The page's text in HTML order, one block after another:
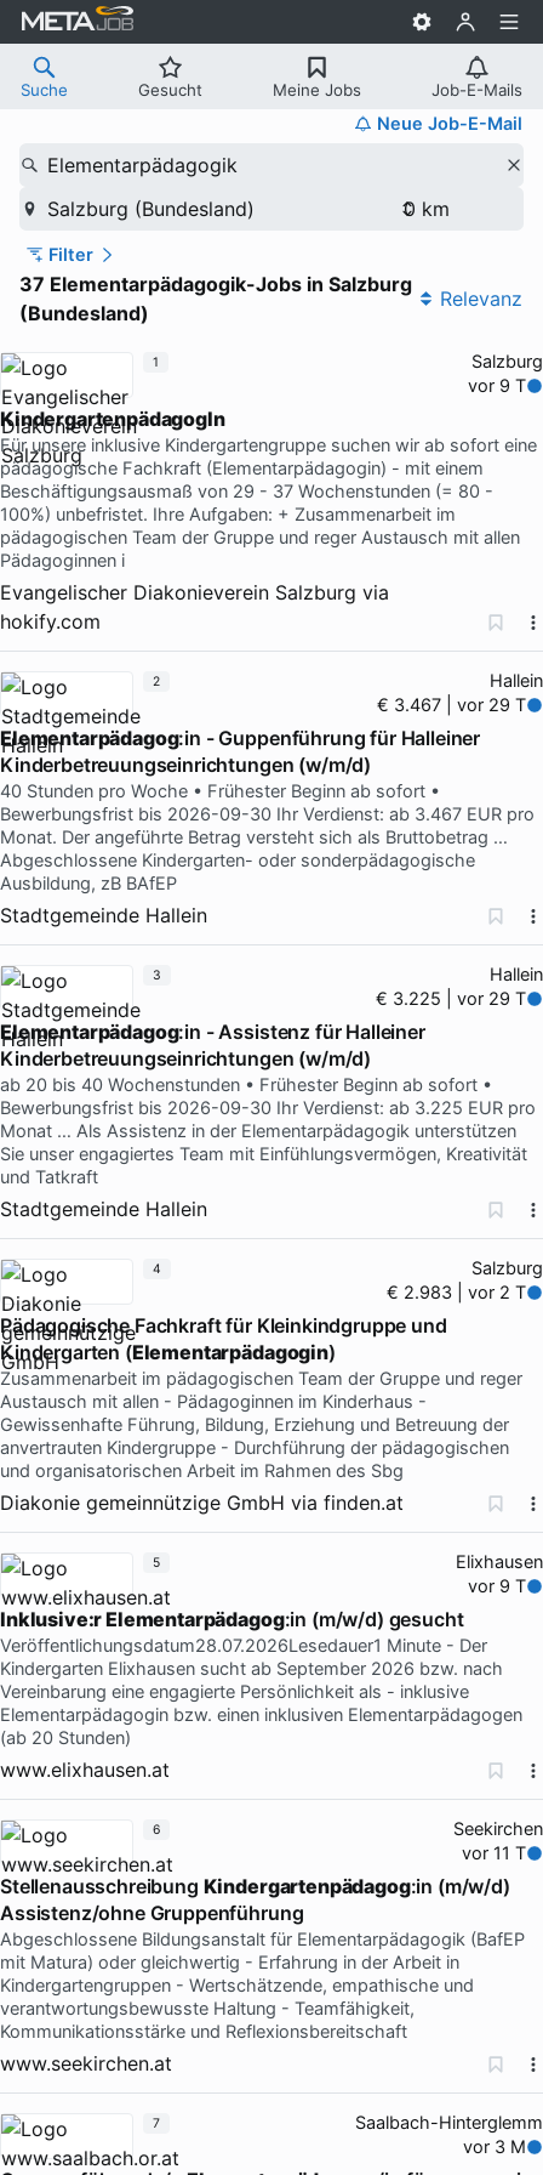
Suche Gesucht Meine Jobs Job-E-Mails
Neue Job-E-Mail
Elementarpädagogik
Salzburg (Bundesland)
Filter
37 Elementarpädagogik-Jobs in Salzburg
(Bundesland)
Relevanz
Salzburg
vor 9 T
KindergartenpädagogIn
Für unsere inklusive Kindergartengruppe suchen wir ab sofort eine
pädagogische Fachkraft (Elementarpädagogin) - mit einem
Beschäftigungsausmaß von 29 - 37 Wochenstunden (= 80 -
100%) unbefristet. Ihre Aufgaben: + Zusammenarbeit im
pädagogischen Team der Gruppe und reger Austausch mit allen
Pädagoginnen i
Evangelischer Diakonieverein Salzburg via
hokify.com
1
Hallein
€ 3.467 | vor 29 T
Elementarpädagog:in - Guppenführung für Halleiner
Kinderbetreuungseinrichtungen (w/m/d)
40 Stunden pro Woche • Frühester Beginn ab sofort •
Bewerbungsfrist bis 2026-09-30 Ihr Verdienst: ab 3.467 EUR pro
Monat. Der angeführte Betrag versteht sich als Bruttobetrag …
Abgeschlossene Kindergarten- oder sonderpädagogische
Ausbildung, zB BAfEP
Stadtgemeinde Hallein
2
Hallein
€ 3.225 | vor 29 T
Elementarpädagog:in - Assistenz für Halleiner
Kinderbetreuungseinrichtungen (w/m/d)
ab 20 bis 40 Wochenstunden • Frühester Beginn ab sofort •
Bewerbungsfrist bis 2026-09-30 Ihr Verdienst: ab 3.225 EUR pro
Monat … Als Assistenz in der Elementarpädagogik unterstützen
Sie unser engagiertes Team mit Einfühlungsvermögen, Kreativität
und Tatkraft
Stadtgemeinde Hallein
3
Salzburg
€ 2.983 | vor 2 T
Pädagogische Fachkraft für Kleinkindgruppe und
Kindergarten (Elementarpädagogin)
Zusammenarbeit im pädagogischen Team der Gruppe und reger
Austausch mit allen - Pädagoginnen im Kinderhaus -
Gewissenhafte Führung, Bildung, Erziehung und Betreuung der
anvertrauten Kindergruppe - Durchführung der pädagogischen
und organisatorischen Arbeit im Rahmen des Sbg
Diakonie gemeinnützige GmbH via finden.at
4
Elixhausen
vor 9 T
Inklusive:r Elementarpädagog:in (m/w/d) gesucht
Veröffentlichungsdatum28.07.2026Lesedauer1 Minute - Der
Kindergarten Elixhausen sucht ab September 2026 bzw. nach
Vereinbarung eine engagierte Persönlichkeit als - inklusive
Elementarpädagogin bzw. einen inklusiven Elementarpädagogen
(ab 20 Stunden)
www.elixhausen.at
5
Seekirchen
vor 11 T
Stellenausschreibung Kindergartenpädagog:in (m/w/d)
Assistenz/ohne Gruppenführung
Abgeschlossene Bildungsanstalt für Elementarpädagogik (BafEP
mit Matura) oder gleichwertig - Erfahrung in der Arbeit in
Kindergartengruppen - Wertschätzende, empathische und
verantwortungsbewusste Haltung - Teamfähigkeit,
Kommunikationsstärke und Reflexionsbereitschaft
www.seekirchen.at
6
Saalbach-Hinterglemm
vor 3 M
7